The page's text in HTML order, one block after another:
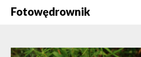
SkipFotowędrownik